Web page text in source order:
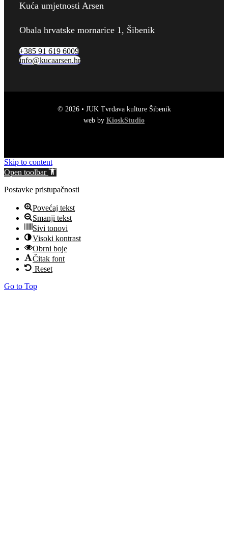
Kuća umjetnosti Arsen
Obala hrvatske mornarice 1, Šibenik
+385 91 619 6009
info@kucaarsen.hr
© 2026 • JUK Tvrđava kulture Šibenik
web by KioskStudio
Skip to content
Open toolbar
Postavke pristupačnosti
Povećaj tekst
Smanji tekst
Sivi tonovi
Visoki kontrast
Obrni boje
Čitak font
Reset
Go to Top